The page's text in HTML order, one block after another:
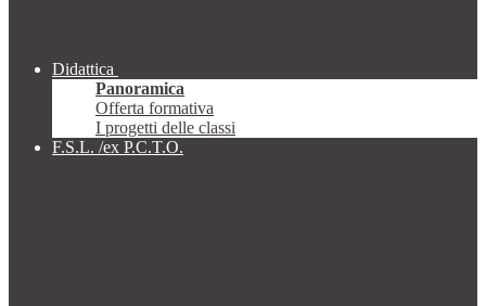
Didattica
Panoramica
Offerta formativa
I progetti delle classi
F.S.L. /ex P.C.T.O.